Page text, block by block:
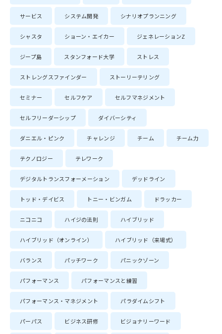
サービス システム開発 シナリオプランニング
シャスタ ショーン・エイカー ジェネレーションZ
ジープ島 スタンフォード大学 ストレス
ストレングスファインダー ストーリーテリング
セミナー セルフケア セルフマネジメント
セルフリーダーシップ ダイバーシティ
ダニエル・ピンク チャレンジ チーム チーム力
テクノロジー テレワーク
デジタルトランスフォーメーション デッドライン
トッド・デイビス トニー・ビンガム ドラッカー
ニコニコ ハイジの法則 ハイブリッド
ハイブリッド（オンライン） ハイブリッド（来場式）
バランス パッチワーク パニックゾーン
パフォーマンス パフォーマンスと練習
パフォーマンス・マネジメント パラダイムシフト
パーパス ビジネス研修 ビジョナリーワード